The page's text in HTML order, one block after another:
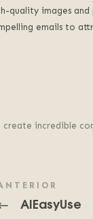
quality images and
emails to
incredible
AIEasyUse